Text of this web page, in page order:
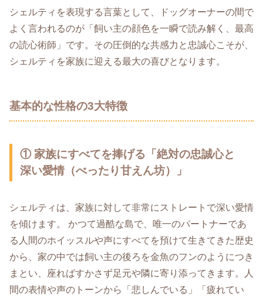
シェルティを表現する言葉として、ドッグオーナーの間で
よく言われるのが「飼い主の顔色を一瞬で読み解く、最高
の読心術師」です。その圧倒的な共感力と忠誠心こそが、
シェルティを家族に迎える最大の喜びとなります。
基本的な性格の3大特徴
① 家族にすべてを捧げる「絶対の忠誠心と
深い愛情（べったり甘えん坊）」
シェルティは、家族に対して非常にストレートで深い愛情
を傾けます。 かつて過酷な島で、唯一のパートナーであ
る人間のホイッスルや声にすべてを預けて生きてきた歴史
から、家の中では飼い主の後ろを金魚のフンのようにつき
まとい、座ればすかさず足元や隣に寄り添ってきます。人
間の表情や声のトーンから「悲しんでいる」「疲れてい